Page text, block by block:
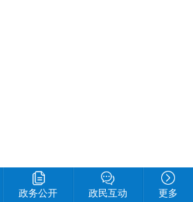
政务公开 政民互动 更多